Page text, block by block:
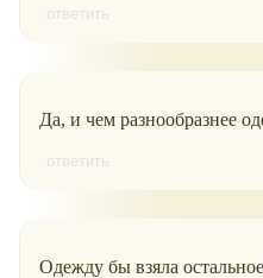
ответить
Да, и чем разнообразнее
ответить
Одежду бы взяла